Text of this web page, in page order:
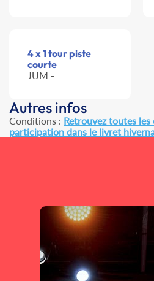
4 x 1 tour piste
courte
JUM -
Autres infos
Conditions : Retrouvez toutes
participation dans le livret